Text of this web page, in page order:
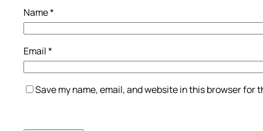
Name*
Email*
Save my name, email, and website in this browser for